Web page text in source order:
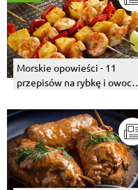
Morskie opowieści - 11
przepisów na rybkę i owoce